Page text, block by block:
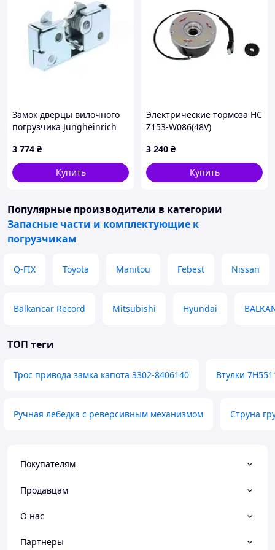
Замок дверцы вилочного
погрузчика Jungheinrich
3 774 ₴
Купить
Электрические тормоза HC
Z153-W086(48V)
3 240 ₴
Купить
Популярные производители в категории
Запасные части и комплектующие к
погрузчикам
Q-FIX Toyota Manitou Febest Nissan
Balkancar Record Mitsubishi Hyundai
ТОП теги
Трос привода замка капота 3302-8406140 Втулки
Ручная лебедка с реверсивным механизмом Струна
Покупателям
Продавцам
О нас
Партнеры